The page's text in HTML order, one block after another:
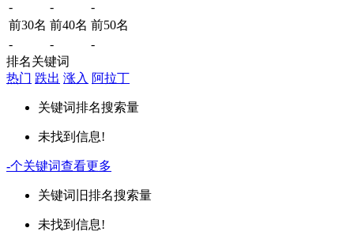
- -
-
前30名 前40名 前50名
-
-
-
排名关键词
热门 跌出 涨入 阿拉丁
关键词排名搜索量
未找到信息!
-个关键词查看更多
关键词 旧排名搜索量
未找到信息!